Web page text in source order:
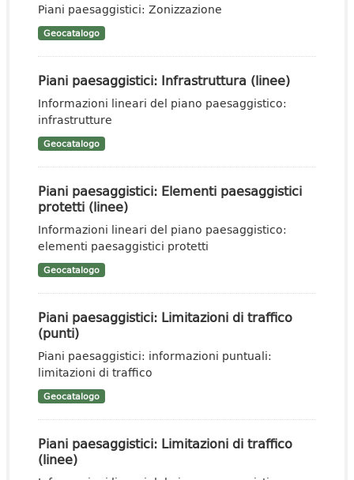
Piani paesaggistici: Zonizzazione
Geocatalogo
Piani paesaggistici: Infrastruttura (linee)
Informazioni lineari del piano paesaggistico:
infrastrutture
Geocatalogo
Piani paesaggistici: Elementi paesaggistici
protetti (linee)
Informazioni lineari del piano paesaggistico:
elementi paesaggistici protetti
Geocatalogo
Piani paesaggistici: Limitazioni di traffico
(punti)
Piani paesaggistici: informazioni puntuali:
limitazioni di traffico
Geocatalogo
Piani paesaggistici: Limitazioni di traffico
(linee)